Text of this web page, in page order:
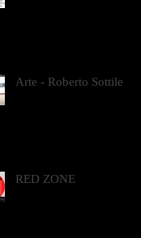
Arte - Roberto Sottile
RED ZONE